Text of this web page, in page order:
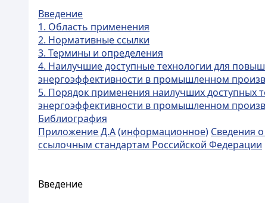
Введение
1. Область применения
2. Нормативные ссылки
3. Термины и определения
4. Наилучшие доступные технологии для
энергоэффективности в промышленном
5. Порядок применения наилучших доступных
энергоэффективности в промышленном
Библиография
Приложение Д.А(информационное) Сведения
ссылочным стандартам Российской Федерации
Введение